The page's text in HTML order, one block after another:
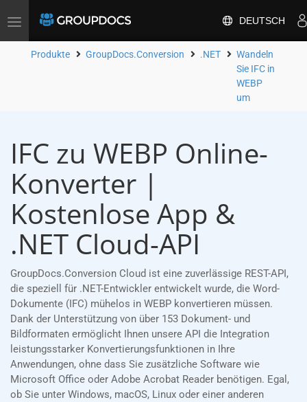
Toggle
DEUTSCH
Produkte GroupDocs.Conversion .NET
Wandeln
Sie IFC in
WEBP
um
IFC zu WEBP Online-
Konverter |
Kostenlose App &
.NET Cloud-API
GroupDocs.Conversion Cloud ist eine zuverlässige REST-API,
die speziell für .NET-Entwickler entwickelt wurde, die Word-
Dokumente (IFC) mühelos in WEBP konvertieren müssen.
Dank der Unterstützung von über 153 Dokument- und
Bildformaten ermöglicht Ihnen unsere API die Integration
leistungsstarker Konvertierungsfunktionen in Ihre
Anwendungen, ohne dass Sie zusätzliche Software wie
Microsoft Office oder Adobe Acrobat Reader benötigen. Egal,
ob Sie unter Windows, macOS, Linux oder einer anderen